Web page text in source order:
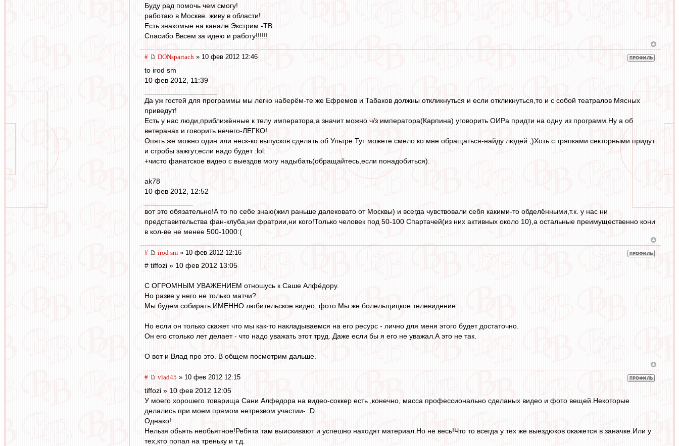
Буду рад помочь чем смогу!
работаю в Москве. живу в области!
Есть знакомые на канале Экстрим -ТВ.
Спасибо Ввсем за идею и работу!!!!!!
# DONspartach » 10 фев 2012 12:46
to irod sm
10 фев 2012, 11:39
Да уж гостей для программы мы легко наберём-те же Ефремов и Табаков должны откликнуться и если откликнуться,то и с собой театралов Мясных
приведут!
Есть у нас люди,приближённые к телу императора,а значит можно ч/з императора(Карпина) уговорить ОИРа придти на одну из программ.Ну а об
ветеранах и говорить нечего-ЛЕГКО!
Опять же можно один или неск-ко выпусков сделать об Ультре.Тут можете смело ко мне обращаться-найду людей ;)Хоть с тряпками секторными придут
и стробы зажгут,если надо будет :lol:
+чисто фанатское видео с выездов могу надыбать(обращайтесь,если понадобиться).
ak78
10 фев 2012, 12:52
вот это обязательно!А то по себе знаю(жил раньше далековато от Москвы) и всегда чувствовали себя какими-то обделёнными,т.к. у нас ни
представительства фан-клуба,ни фратрии,ни кого!Только человек под 50-100 Спартачей(из них активных около 10),а остальные преимущественно кони
в кол-ве не менее 500-1000:(
# irod sm » 10 фев 2012 12:16
# tiffozi » 10 фев 2012 13:05
С ОГРОМНЫМ УВАЖЕНИЕМ отношусь к Саше Алфёдору.
Но разве у него не только матчи?
Мы будем собирать ИМЕННО любительское видео, фото.Мы же болельщицкое телевидение.
Но если он только скажет что мы как-то накладываемся на его ресурс - лично для меня этого будет достаточно.
Он его столько лет делает - что надо уважать этот труд. Даже если бы я его не уважал.А это не так.
О вот и Влад про это. В общем посмотрим дальше.
# vlad45 » 10 фев 2012 12:15
tiffozi » 10 фев 2012 12:05
У моего хорошего товарища Сани Алфедора на видео-соккер есть ,конечно, масса профессионально сделаных видео и фото вещей.Некоторые
делались при моем прямом нетрезвом участии- :D
Однако!
Нельзя обьять необьятное!Ребята там выискивают и успешно находят материал.Но не весь!Что то всегда у тех же выездюков окажется в заначке.Или у
тех,кто попал на треньку и т.д.